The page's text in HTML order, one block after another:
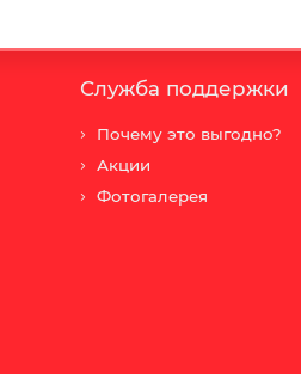
Служба поддержки
Почему это выгодно?
Акции
Фотогалерея